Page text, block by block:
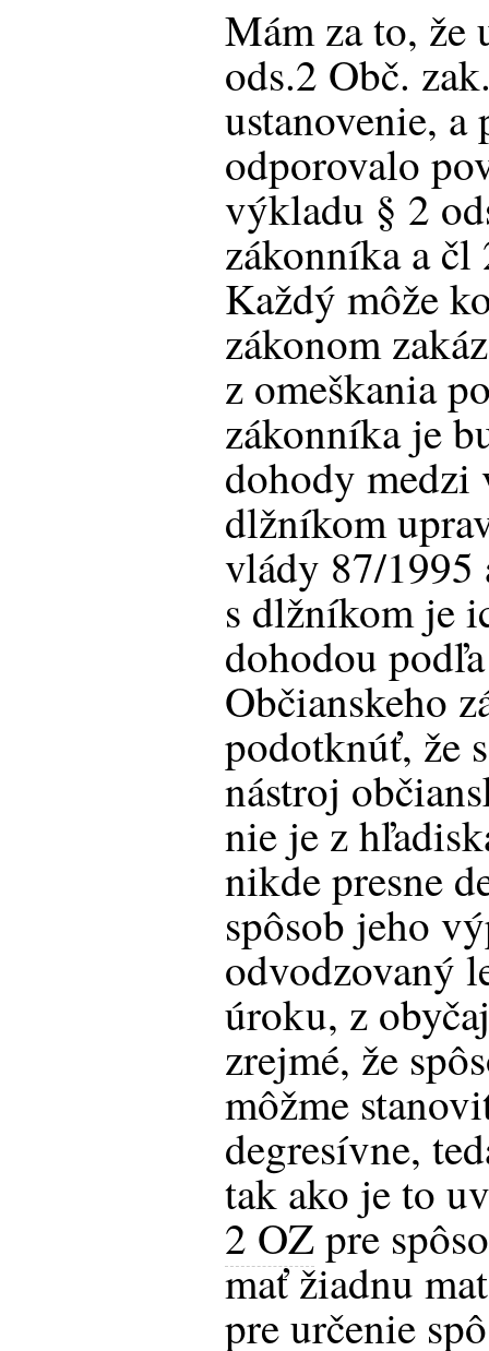
Mám za to, že
ods.2 Obč.
ustanovenie, a
odporovalo
výkladu § 2
zákonníka a čl
Každý môže
zákonom
z omeškania
zákonníka je
dohody medzi
dlžníkom
vlády 87/1995
s dlžníkom je
dohodou
Občianskeho
podotknúť, že
nástroj
nie je z
nikde presne
spôsob jeho
odvodzovaný
úroku, z
zrejmé, že
môžme
degresívne,
tak ako je to
2 OZpre
mať žiadnu
pre určenie